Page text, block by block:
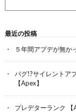
最近の投稿
５年間アプデが無か
バグ!?サイレントア
【Apex】
プレデターランク 【